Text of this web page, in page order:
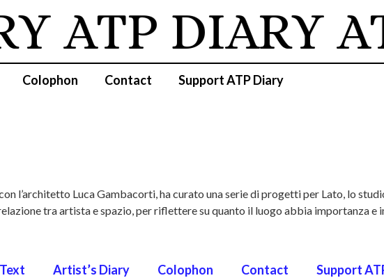
ATP DIARY
Colophon Contact Support ATP Diary
l’architetto Luca Gambacorti, ha curato una serie di progetti per Lato, lo
tra artista e spazio, per riflettere su quanto il luogo abbia importanza e
Artist’s Diary Colophon Contact Support